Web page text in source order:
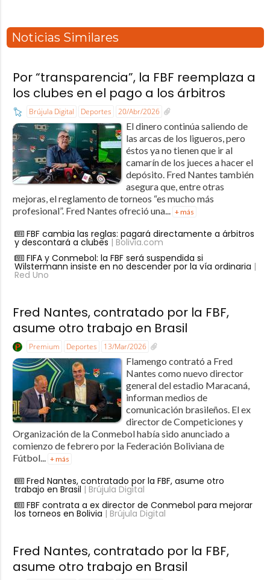
Noticias Similares
Por “transparencia”, la FBF reemplaza a
los clubes en el pago a los árbitros
Brújula Digital Deportes 20/Abr/2026
El dinero continúa saliendo de
las arcas de los ligueros, pero
éstos ya no tienen que ir al
camarín de los jueces a hacer el
depósito. Fred Nantes también
asegura que, entre otras
mejoras, el reglamento de torneos “es mucho más
profesional”. Fred Nantes ofreció una... + más
FBF cambia las reglas: pagará directamente a árbitros
y descontará a clubes | Bolivia.com
FIFA y Conmebol: la FBF será suspendida si
Wilstermann insiste en no descender por la vía ordinaria |
Red Uno
Fred Nantes, contratado por la FBF,
asume otro trabajo en Brasil
Premium Deportes 13/Mar/2026
Flamengo contrató a Fred
Nantes como nuevo director
general del estadio Maracaná,
informan medios de
comunicación brasileños. El ex
director de Competiciones y
Organización de la Conmebol había sido anunciado a
comienzo de febrero por la Federación Boliviana de
Fútbol...
+ más
Fred Nantes, contratado por la FBF, asume otro
trabajo en Brasil | Brújula Digital
FBF contrata a ex director de Conmebol para mejorar
los torneos en Bolivia | Brújula Digital
Fred Nantes, contratado por la FBF,
asume otro trabajo en Brasil